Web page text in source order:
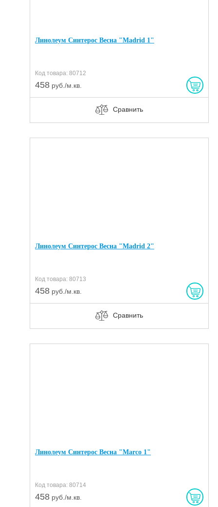
Линолеум Синтерос Весна "Madrid 1"
Код товара: 80712
458 руб./м.кв.
Сравнить
Линолеум Синтерос Весна "Madrid 2"
Код товара: 80713
458 руб./м.кв.
Сравнить
Линолеум Синтерос Весна "Marco 1"
Код товара: 80714
458 руб./м.кв.